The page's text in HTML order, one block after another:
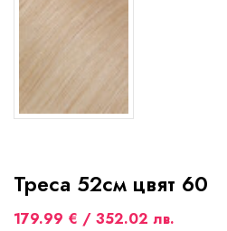
Треса 52см цвят 60
179.99 € / 352.02 лв.